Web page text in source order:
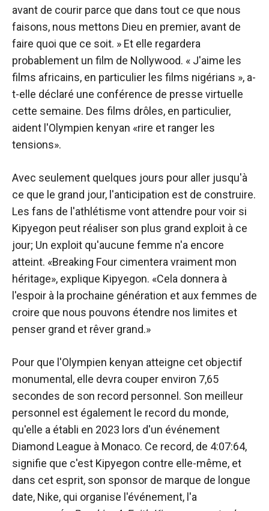
avant de courir parce que dans tout ce que nous
faisons, nous mettons Dieu en premier, avant de
faire quoi que ce soit. » Et elle regardera
probablement un film de Nollywood. « J'aime les
films africains, en particulier les films nigérians », a-
t-elle déclaré une conférence de presse virtuelle
cette semaine. Des films drôles, en particulier,
aident l'Olympien kenyan «rire et ranger les
tensions».
Avec seulement quelques jours pour aller jusqu'à
ce que le grand jour, l'anticipation est de construire.
Les fans de l'athlétisme vont attendre pour voir si
Kipyegon peut réaliser son plus grand exploit à ce
jour; Un exploit qu'aucune femme n'a encore
atteint. «Breaking Four cimentera vraiment mon
héritage», explique Kipyegon. «Cela donnera à
l'espoir à la prochaine génération et aux femmes de
croire que nous pouvons étendre nos limites et
penser grand et rêver grand.»
Pour que l'Olympien kenyan atteigne cet objectif
monumental, elle devra couper environ 7,65
secondes de son record personnel. Son meilleur
personnel est également le record du monde,
qu'elle a établi en 2023 lors d'un événement
Diamond League à Monaco. Ce record, de 4:07:64,
signifie que c'est Kipyegon contre elle-même, et
dans cet esprit, son sponsor de marque de longue
date, Nike, qui organise l'événement, l'a